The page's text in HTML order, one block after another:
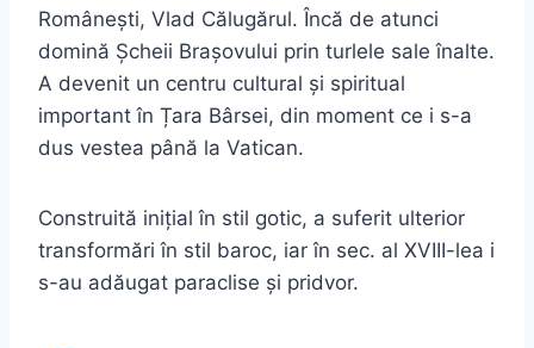
Românești, Vlad Călugărul. Încă de atunci
domină Șcheii Brașovului prin turlele sale înalte.
A devenit un centru cultural și spiritual
important în Țara Bârsei, din moment ce i s-a
dus vestea până la Vatican.
Construită inițial în stil gotic, a suferit ulterior
transformări în stil baroc, iar în sec. al XVIII-lea i
s-au adăugat paraclise și pridvor.